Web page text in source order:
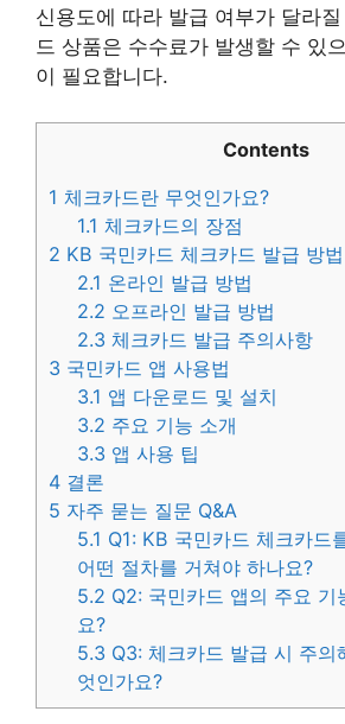
신용도에 따라 발급 여부가 달라
드 상품은 수수료가 발생할 수 있
이 필요합니다.
Contents
1 체크카드란 무엇인가요?
1.1 체크카드의 장점
2 KB 국민카드 체크카드 발급 방법
2.1 온라인 발급 방법
2.2 오프라인 발급 방법
2.3 체크카드 발급 주의사항
3 국민카드 앱 사용법
3.1 앱 다운로드 및 설치
3.2 주요 기능 소개
3.3 앱 사용 팁
4 결론
5 자주 묻는 질문 Q&A
5.1 Q1: KB 국민카드 체크카드
어떤 절차를 거쳐야 하나요?
5.2 Q2: 국민카드 앱의 주요 기
요?
5.3 Q3: 체크카드 발급 시 주의
엇인가요?